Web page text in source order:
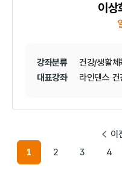
이상
강좌분류
건강/생활체
대표강좌
라인댄스
이
1
2 3 4